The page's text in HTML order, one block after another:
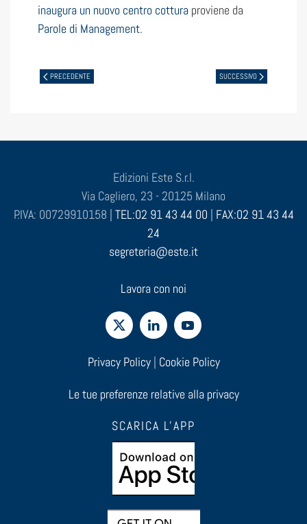
inaugura un nuovo centro cottura proviene da
Parole di Management.
PRECEDENTE SUCCESSIVO
Edizioni Este S.r.l.
Via Cagliero, 23 - 20125 Milano
P.IVA: 00729910158 | TEL:02 91 43 44 00 | FAX:02 91 43 44
24
segreteria@este.it
Lavora con noi
Privacy Policy| Cookie Policy
Le tue preferenze relative alla privacy
SCARICA L'APP